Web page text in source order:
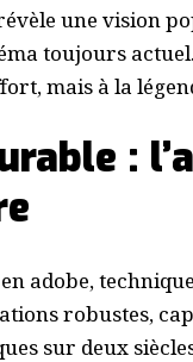
une vision
toujours
mais à la
:
adobe,
robustes,
sur deux